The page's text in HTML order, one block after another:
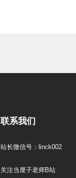
联系我们
站长微信号：linck002
关注当厘子老师B站